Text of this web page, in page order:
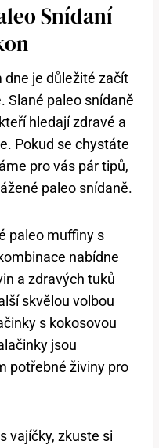
Snídaní
dne je důležité začít
Slané paleo snídaně
hledají zdravé a
Pokud se chystáte
pro vás pár tipů,
paleo snídaně.
paleo muffiny s
nabídne
a zdravých tuků
skvělou volbou
s kokosovou
jsou
potřebné živiny pro
vajíčky, zkuste si